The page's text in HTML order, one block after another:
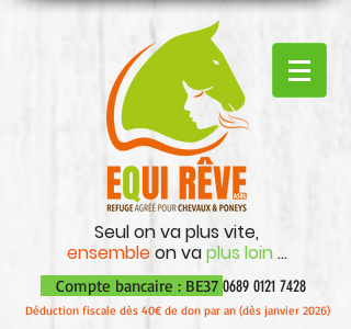
Seul on va plus vite,
ensembleon vaplus loin...
Compte bancaire : BE37 0689 0121 7428
Déduction fiscale dès 40€ de don par an (dès janvier 2026)